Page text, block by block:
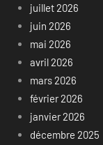
juillet 2026
juin 2026
mai 2026
avril 2026
mars 2026
février 2026
janvier 2026
décembre 2025